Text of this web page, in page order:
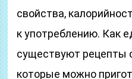
свойства,
к употреблению. Как
существуют рецепты
которые можно